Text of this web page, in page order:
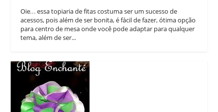
Oie… essa topiaria de fitas costuma ser um sucesso de
acessos, pois além de ser bonita, é fácil de fazer, ótima opção
para centro de mesa onde você pode adaptar para qualquer
tema, além de ser...